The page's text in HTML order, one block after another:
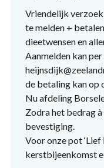
Vriendelijk
te melden +
dieetwensen en
Aanmelden kan
de betaling kan op
Nu afdeling
Zodra het bedrag à
bevestiging.
Voor onze pot ‘Lief
kerstbijeenkomst